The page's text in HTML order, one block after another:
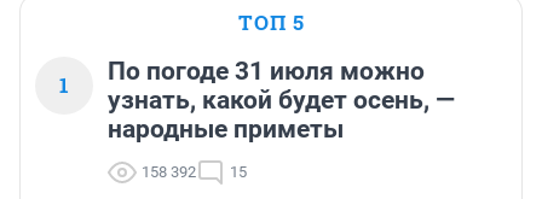
ТОП 5
1
По погоде 31 июля можно
узнать, какой будет осень, —
народные приметы
158 392 15